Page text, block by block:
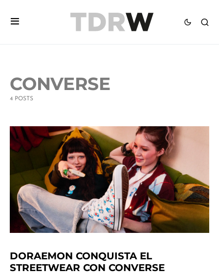
CONVERSE
4 POSTS
DORAEMON CONQUISTA EL
STREETWEAR CON CONVERSE